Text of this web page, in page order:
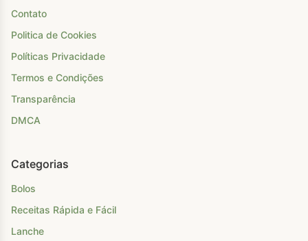
Contato
Politica de Cookies
Políticas Privacidade
Termos e Condições
Transparência
DMCA
Categorias
Bolos
Receitas Rápida e Fácil
Lanche